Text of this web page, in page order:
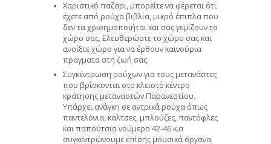
Χαριστικό παζάρι, μπορείτε να φέρεται ότι
έχετε από ρούχα βιβλία, μικρό έπιπλα που
δεν τα χρισημοποιήται και σας γεμίζουν το
χώρο σας. Ελευθερώστε το χώρο σας και
ανοίξτε χώρο για να έρθουν καινούρια
πράγματα στη ζωή σας.
Συγκέντρωση ρούχων για τους μετανάστες
που βρίσκονται στο κλειστό κέντρο
κράτησης μεταναστών Παρανεστίου.
Υπάρχει ανάγκη σε αντρικά ρούχα όπως
παντελόνια, κάλτσες, μπλούζες, παντόφλες
και παπούτσια νούμερο 42-46 κ.α
συγκεντρώνουμε επίσης μουσικά όργανα,